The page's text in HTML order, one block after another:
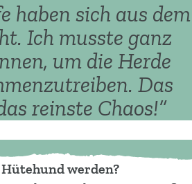
haben sich aus dem
Ich musste ganz
um die Herde
Das
reinste Chaos!”
werden?